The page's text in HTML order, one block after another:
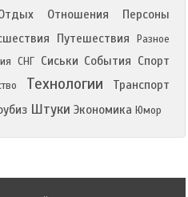
Отношения Персоны
Путешествия
Разное
СНГ Сиськи События Спорт
Технологии Транспорт
Штуки Экономика Юмор